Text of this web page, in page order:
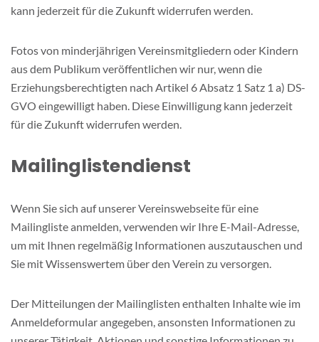
kann jederzeit für die Zukunft widerrufen werden.
Fotos von minderjährigen Vereinsmitgliedern oder Kindern
aus dem Publikum veröffentlichen wir nur, wenn die
Erziehungsberechtigten nach Artikel 6 Absatz 1 Satz 1 a) DS-
GVO eingewilligt haben. Diese Einwilligung kann jederzeit
für die Zukunft widerrufen werden.
Mailinglistendienst
Wenn Sie sich auf unserer Vereinswebseite für eine
Mailingliste anmelden, verwenden wir Ihre E-Mail-Adresse,
um mit Ihnen regelmäßig Informationen auszutauschen und
Sie mit Wissenswertem über den Verein zu versorgen.
Der Mitteilungen der Mailinglisten enthalten Inhalte wie im
Anmeldeformular angegeben, ansonsten Informationen zu